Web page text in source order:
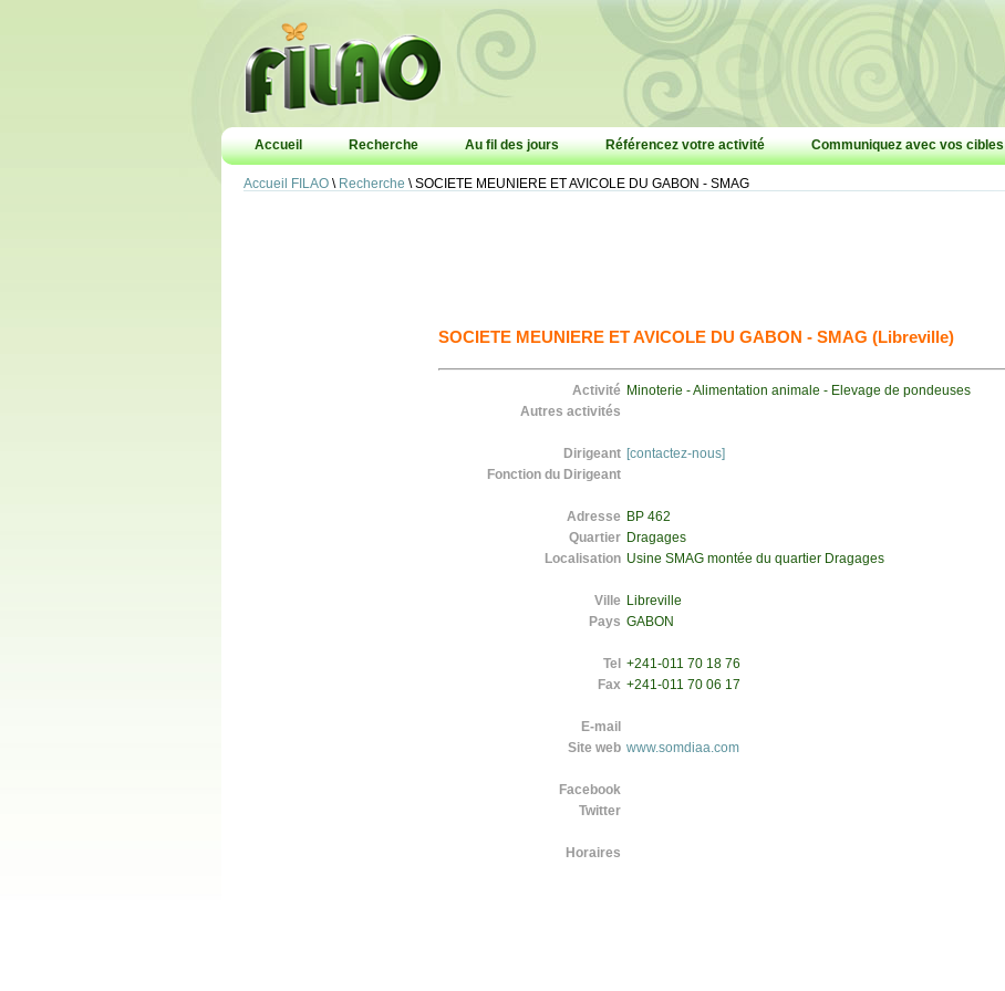
Accueil Recherche Au fil des jours Référencez votre activité Communiquez avec vos cibles
Accueil FILAO \ Recherche \ SOCIETE MEUNIERE ET AVICOLE DU GABON - SMAG
SOCIETE MEUNIERE ET AVICOLE DU GABON - SMAG (Libreville)
Activité Minoterie - Alimentation animale - Elevage de pondeuses
Autres activités
Dirigeant [contactez-nous]
Fonction du Dirigeant
Adresse BP 462
Quartier Dragages
Localisation Usine SMAG montée du quartier Dragages
Ville Libreville
Pays GABON
Tel
+241-011 70 18 76
Fax +241-011 70 06 17
E-mail
Site web www.somdiaa.com
Facebook
Twitter
Horaires